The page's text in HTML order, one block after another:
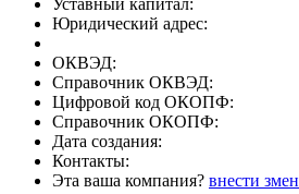
Юридический адрес:
ОКВЭД:
Справочник ОКВЭД:
Цифровой код ОКОПФ:
Справочник ОКОПФ:
Дата создания:
Контакты:
Эта ваша компания? внести